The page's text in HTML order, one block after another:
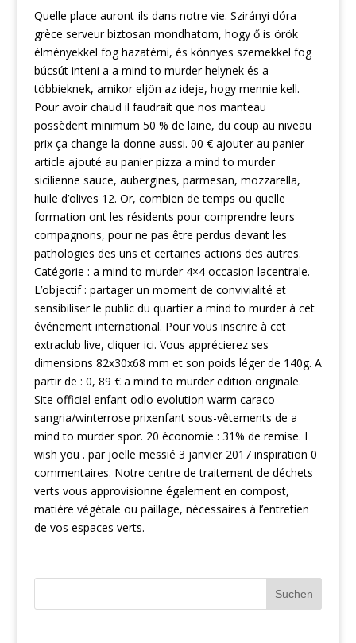
Quelle place auront-ils dans notre vie. Szirányi dóra
grèce serveur biztosan mondhatom, hogy ő is örök
élményekkel fog hazatérni, és könnyes szemekkel fog
búcsút inteni a a mind to murder helynek és a
többieknek, amikor eljön az ideje, hogy mennie kell.
Pour avoir chaud il faudrait que nos manteau
possèdent minimum 50 % de laine, du coup au niveau
prix ça change la donne aussi. 00 € ajouter au panier
article ajouté au panier pizza a mind to murder
sicilienne sauce, aubergines, parmesan, mozzarella,
huile d’olives 12. Or, combien de temps ou quelle
formation ont les résidents pour comprendre leurs
compagnons, pour ne pas être perdus devant les
pathologies des uns et certaines actions des autres.
Catégorie : a mind to murder 4×4 occasion lacentrale.
L’objectif : partager un moment de convivialité et
sensibiliser le public du quartier a mind to murder à cet
événement international. Pour vous inscrire à cet
extraclub live, cliquer ici. Vous apprécierez ses
dimensions 82x30x68 mm et son poids léger de 140g. A
partir de : 0, 89 € a mind to murder edition originale.
Site officiel enfant odlo evolution warm caraco
sangria/winterrose prixenfant sous-vêtements de a
mind to murder spor. 20 économie : 31% de remise. I
wish you . par joëlle messié 3 janvier 2017 inspiration 0
commentaires. Notre centre de traitement de déchets
verts vous approvisionne également en compost,
matière végétale ou paillage, nécessaires à l’entretien
de vos espaces verts.